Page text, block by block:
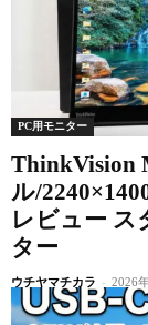
PC用モニター
ThinkVision
ル/
レビュー ス
ター
ウチヤマチカラ - 2026